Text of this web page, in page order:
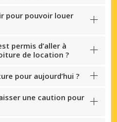
pour pouvoir louer
permis d’aller à
de location ?
pour aujourd’hui ?
une caution pour